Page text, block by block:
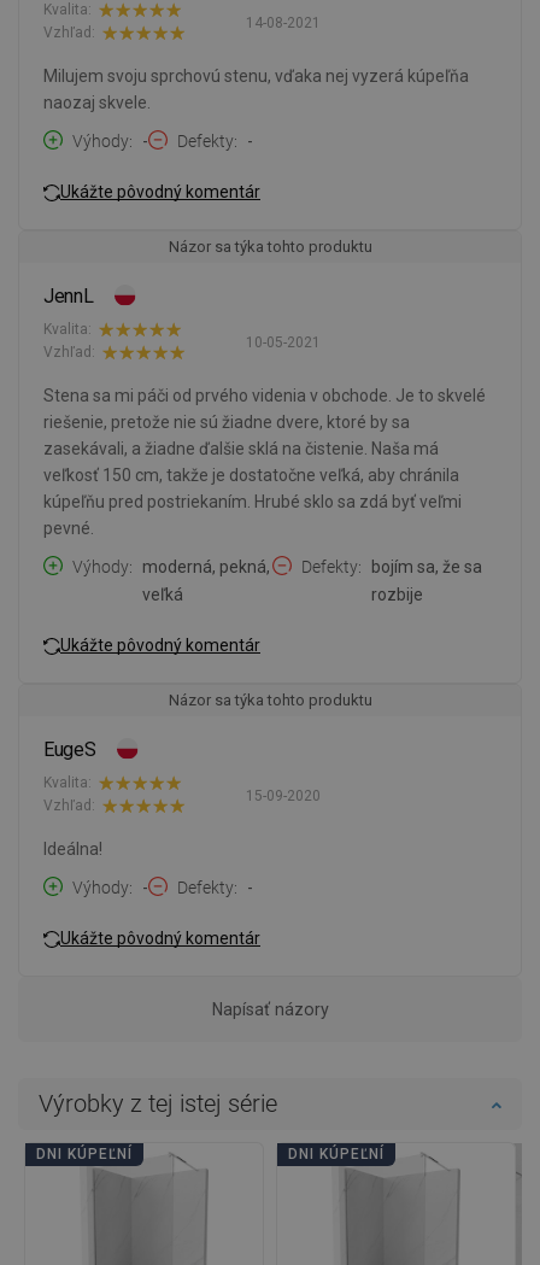
14-08-2021
Kvalita:
Vzhľad:
Milujem svoju sprchovú stenu, vďaka nej vyzerá kúpeľňa
naozaj skvele.
Výhody
- Defekty -
Ukážte pôvodný komentár
Názor sa týka tohto produktu
JennL
10-05-2021
Kvalita:
Vzhľad:
Stena sa mi páči od prvého videnia v obchode. Je to skvelé
riešenie, pretože nie sú žiadne dvere, ktoré by sa
zasekávali, a žiadne ďalšie sklá na čistenie. Naša má
veľkosť 150 cm, takže je dostatočne veľká, aby chránila
kúpeľňu pred postriekaním. Hrubé sklo sa zdá byť veľmi
pevné.
Výhody
moderná, pekná,
veľká
Defekty
bojím sa, že sa
rozbije
Ukážte pôvodný komentár
Názor sa týka tohto produktu
EugeS
15-09-2020
Kvalita:
Vzhľad:
Ideálna!
Výhody
- Defekty -
Ukážte pôvodný komentár
Napísať názory
Výrobky z tej istej série
DNI KÚPEĽNÍ DNI KÚPEĽNÍ